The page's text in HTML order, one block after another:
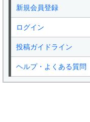
新規会員登録
ログイン
投稿ガイドライン
ヘルプ・よくある質問